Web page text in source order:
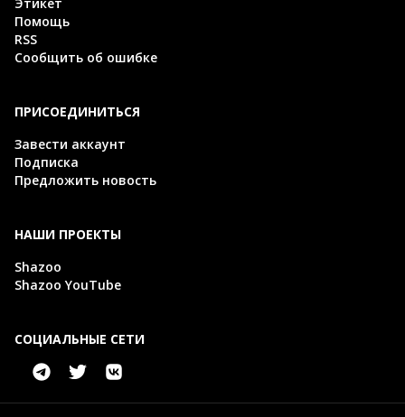
Этикет
Помощь
RSS
Сообщить об ошибке
ПРИСОЕДИНИТЬСЯ
Завести аккаунт
Подписка
Предложить новость
НАШИ ПРОЕКТЫ
Shazoo
Shazoo YouTube
СОЦИАЛЬНЫЕ СЕТИ